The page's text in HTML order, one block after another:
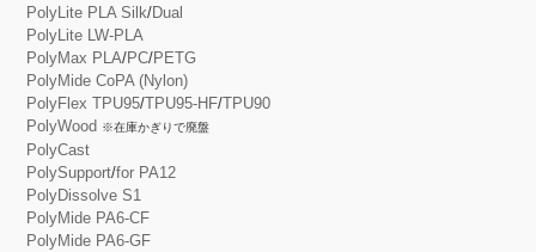
PolyLite PLA Silk/Dual
PolyLite LW-PLA
PolyMax PLA/PC/PETG
PolyMide CoPA (Nylon)
PolyFlex TPU95/TPU95-HF/TPU90
PolyWood ※在庫かぎりで廃盤
PolyCast
PolySupport/for PA12
PolyDissolve S1
PolyMide PA6-CF
PolyMide PA6-GF